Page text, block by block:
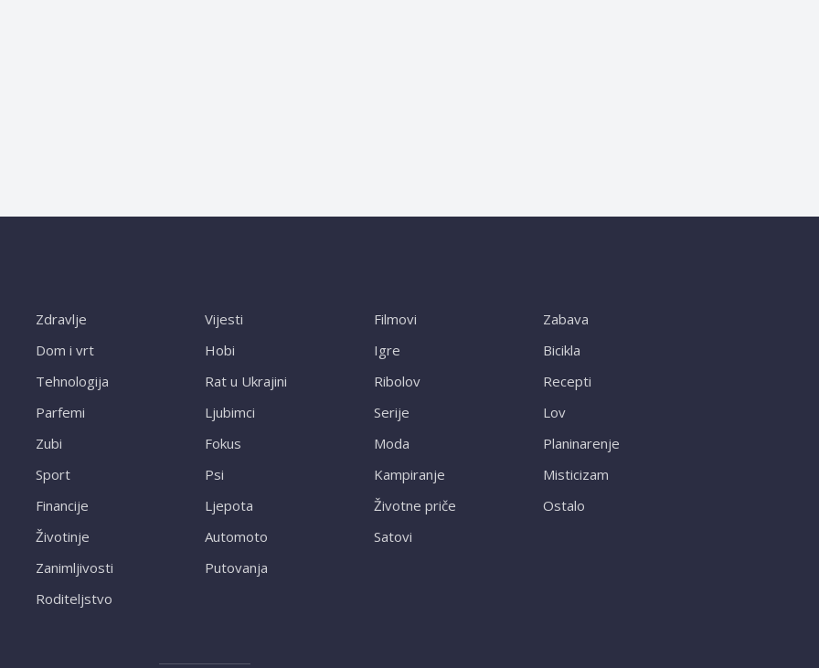
Zdravlje
Dom i vrt
Tehnologija
Parfemi
Zubi
Sport
Financije
Životinje
Zanimljivosti
Roditeljstvo
Vijesti
Hobi
Rat u Ukrajini
Ljubimci
Fokus
Psi
Ljepota
Automoto
Putovanja
Filmovi
Igre
Ribolov
Serije
Moda
Kampiranje
Životne priče
Satovi
Zabava
Bicikla
Recepti
Lov
Planinarenje
Misticizam
Ostalo